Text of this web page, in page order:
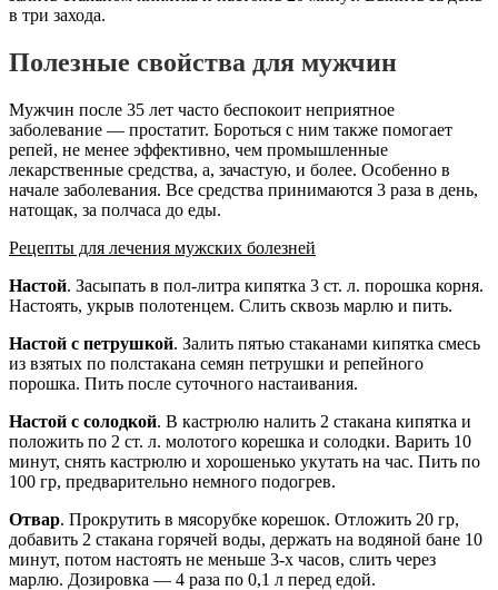
в три захода.
Полезные свойства для мужчин
Мужчин после 35 лет часто беспокоит неприятное
заболевание — простатит. Бороться с ним также помогает
репей, не менее эффективно, чем промышленные
лекарственные средства, а, зачастую, и более. Особенно в
начале заболевания. Все средства принимаются 3 раза в день,
натощак, за полчаса до еды.
Рецепты для лечения мужских болезней
Настой. Засыпать в пол-литра кипятка 3 ст. л. порошка корня.
Настоять, укрыв полотенцем. Слить сквозь марлю и пить.
Настой с петрушкой. Залить пятью стаканами кипятка смесь
из взятых по полстакана семян петрушки и репейного
порошка. Пить после суточного настаивания.
Настой с солодкой. В кастрюлю налить 2 стакана кипятка и
положить по 2 ст. л. молотого корешка и солодки. Варить 10
минут, снять кастрюлю и хорошенько укутать на час. Пить по
100 гр, предварительно немного подогрев.
Отвар. Прокрутить в мясорубке корешок. Отложить 20 гр,
добавить 2 стакана горячей воды, держать на водяной бане 10
минут, потом настоять не меньше 3-х часов, слить через
марлю. Дозировка — 4 раза по 0,1 л перед едой.